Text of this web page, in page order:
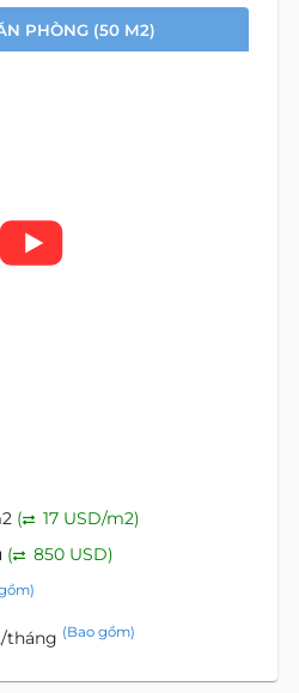
PHÒNG (50 M2)
(
17 USD/m2)
(
850 USD)
tháng (Bao gồm)